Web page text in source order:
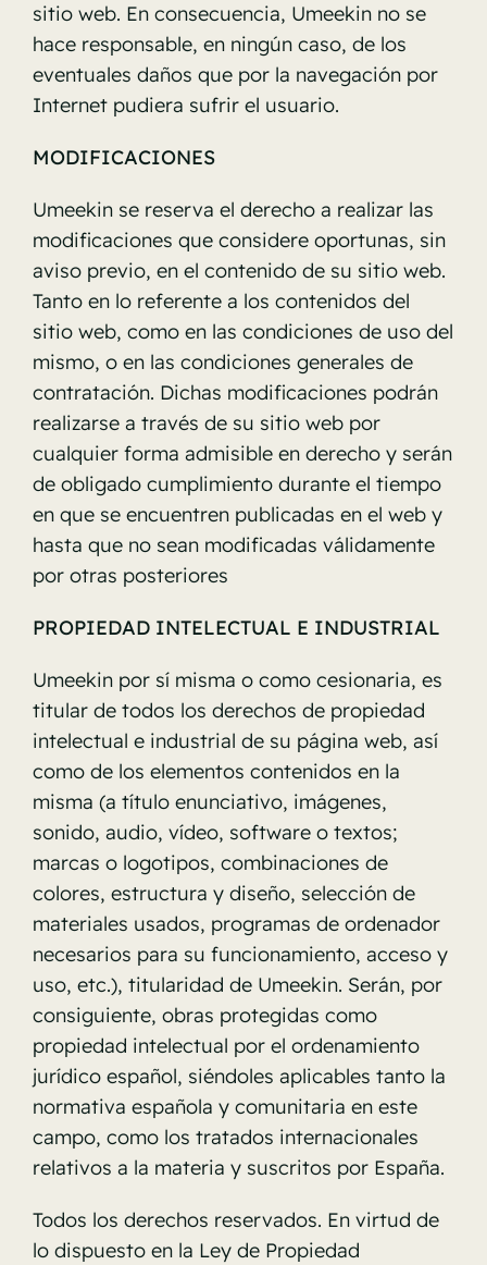
sitio web. En consecuencia, Umeekin no se
hace responsable, en ningún caso, de los
eventuales daños que por la navegación por
Internet pudiera sufrir el usuario.
MODIFICACIONES
Umeekin se reserva el derecho a realizar las
modificaciones que considere oportunas, sin
aviso previo, en el contenido de su sitio web.
Tanto en lo referente a los contenidos del
sitio web, como en las condiciones de uso del
mismo, o en las condiciones generales de
contratación. Dichas modificaciones podrán
realizarse a través de su sitio web por
cualquier forma admisible en derecho y serán
de obligado cumplimiento durante el tiempo
en que se encuentren publicadas en el web y
hasta que no sean modificadas válidamente
por otras posteriores
PROPIEDAD INTELECTUAL E INDUSTRIAL
Umeekin por sí misma o como cesionaria, es
titular de todos los derechos de propiedad
intelectual e industrial de su página web, así
como de los elementos contenidos en la
misma (a título enunciativo, imágenes,
sonido, audio, vídeo, software o textos;
marcas o logotipos, combinaciones de
colores, estructura y diseño, selección de
materiales usados, programas de ordenador
necesarios para su funcionamiento, acceso y
uso, etc.), titularidad de Umeekin. Serán, por
consiguiente, obras protegidas como
propiedad intelectual por el ordenamiento
jurídico español, siéndoles aplicables tanto la
normativa española y comunitaria en este
campo, como los tratados internacionales
relativos a la materia y suscritos por España.
Todos los derechos reservados. En virtud de
lo dispuesto en la Ley de Propiedad